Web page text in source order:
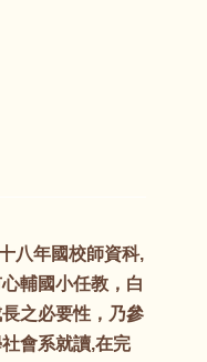
八年國校師資科,
輔國小任教，白
之必要性，乃參
會系就讀,在完